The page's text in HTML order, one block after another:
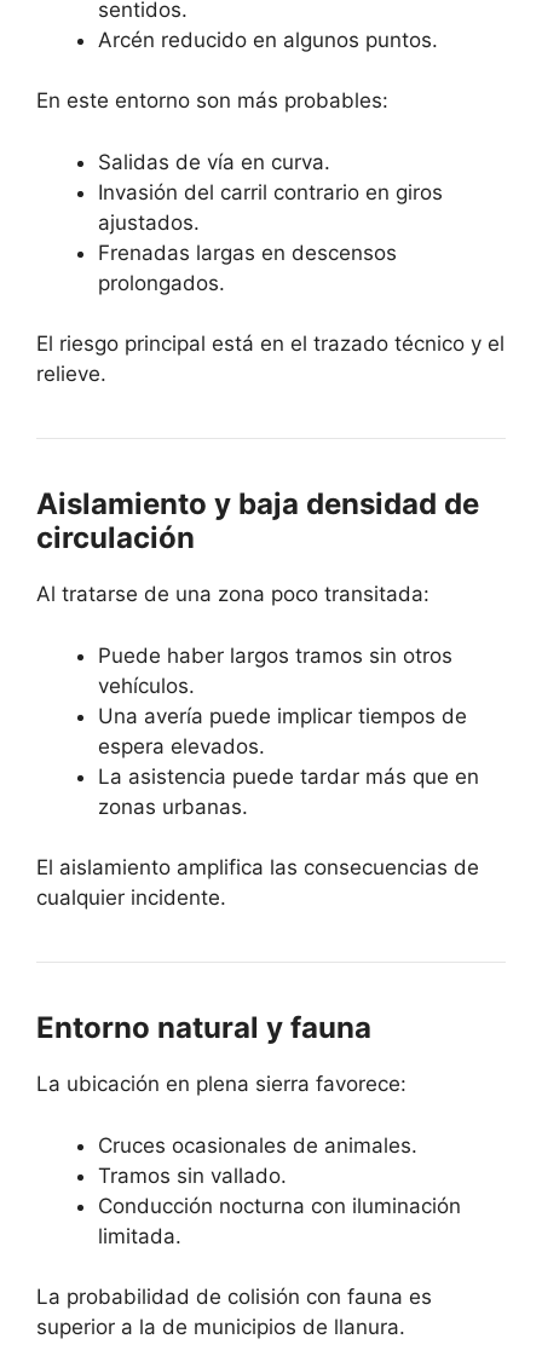
sentidos.
Arcén reducido en algunos puntos.
En este entorno son más probables:
Salidas de vía en curva.
Invasión del carril contrario en giros
ajustados.
Frenadas largas en descensos
prolongados.
El riesgo principal está en el trazado técnico y el
relieve.
Aislamiento y baja densidad de
circulación
Al tratarse de una zona poco transitada:
Puede haber largos tramos sin otros
vehículos.
Una avería puede implicar tiempos de
espera elevados.
La asistencia puede tardar más que en
zonas urbanas.
El aislamiento amplifica las consecuencias de
cualquier incidente.
Entorno natural y fauna
La ubicación en plena sierra favorece:
Cruces ocasionales de animales.
Tramos sin vallado.
Conducción nocturna con iluminación
limitada.
La probabilidad de colisión con fauna es
superior a la de municipios de llanura.